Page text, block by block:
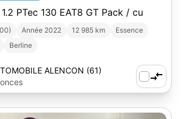
PTec 130 EAT8 GT Pack / cu
Année 2022 12 985 km
Essence
Berline
ALENCON (61)